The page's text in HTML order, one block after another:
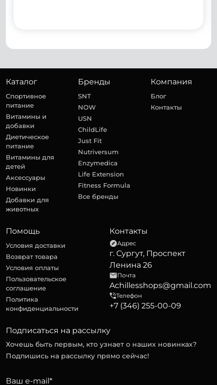
двойную пользу?
Каталог
Спортивное
питание
Витамины и
добавки
Диетическое
питание
Витамины для
детей
Аксессуары
Новинки
Добавки для
животных
Бренды
SNT
NOW
USN
ChildLife
Just Fit
Nutriversum
Enzymedica
Life Extension
Fitness Formula
Все бренды
Компания
Блог
Контакты
Помощь
Условия доставки
Возврат товара
Условия оплаты
Пользовательское
соглашение
Политика
конфиденциальности
Контакты
Адрес
г. Сургут, Проспект
Ленина 26
Почта
Achillesshops@gmail.com
Телефон
+7 (346) 255-00-09
Подписаться на рассылку
Хочешь быть первым, кто узнает о наших новинках?
Подпишись на рассылку прямо сейчас!